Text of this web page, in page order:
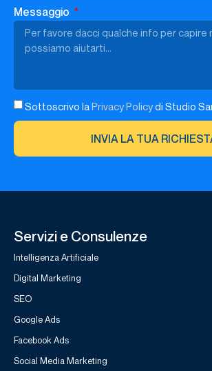
Messaggio
Sottoscrivo laPrivacy Policydi Studio
INVIA LA TUA
Servizi e Consulenze
Intelligenza Artificiale
Digital Marketing
SEO
Google Ads
Facebook Ads
Social Media Marketing